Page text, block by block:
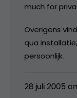
much for
Overigens
qua
persoonlijk.
28 juli 2005